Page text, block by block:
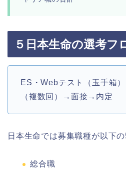
５日本生命の選考フ
ES・Webテスト（玉手箱
（複数回）→面接→内定
日本生命では募集職種が以下
総合職